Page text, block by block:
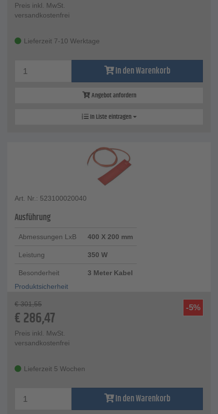
Preis inkl. MwSt.
versandkostenfrei
Lieferzeit 7-10 Werktage
In den Warenkorb
Angebot anfordern
In Liste eintragen
Art. Nr.: 523100020040
Ausführung
Abmessungen LxB 400 X 200 mm
Leistung 350 W
Besonderheit
3 Meter Kabel
Produktsicherheit
-5%
€ 301,55
€286,47
Preis inkl. MwSt.
versandkostenfrei
Lieferzeit 5 Wochen
In den Warenkorb